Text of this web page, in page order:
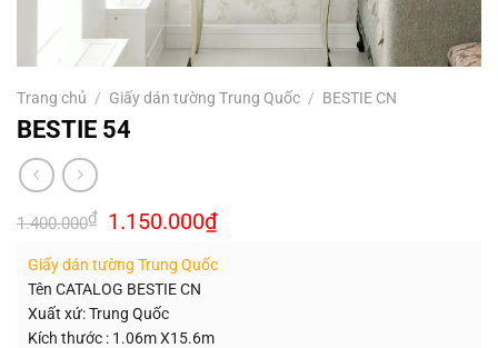
Trang chủ / Giấy dán tường Trung Quốc / BESTIE CN
BESTIE 54
1.400.000₫ Giá
gốc
1.400.000₫.
1.150.000₫Giá
hiện
là:
Giấy dán tường Trung Quốc
Tên CATALOG BESTIE CN
Xuất xứ: Trung Quốc
Kích thước : 1.06m X15.6m